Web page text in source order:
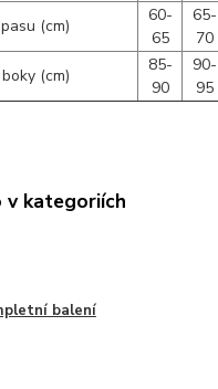
(cm)
60-
65
65-
70
(cm)
85-
90
90-
95
v kategoriích
balení